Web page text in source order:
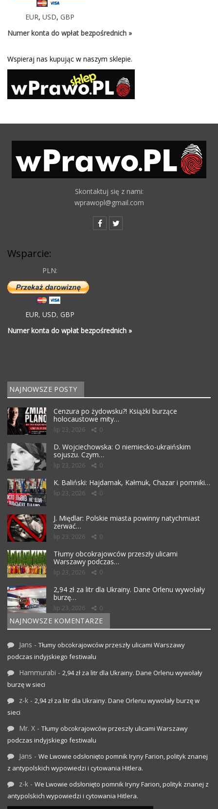
EUR, USD, GBP
Numer konta do wpłat bezpośrednich »
Wspieraj nas kupując w naszym sklepie.
Skontaktuj się z nami:
wprawopl@gmail.com
Wsparcie:
PLN:
EUR, USD, GBP
Numer konta do wpłat bezpośrednich »
NAJNOWSZE POSTY
Cenzura po żydowsku?! Książki burzące
holocaustowe mity…
lip 23, 2026 0
D. Wojciechowska: O niemiecko-ukraińskim
sojuszu. Czym…
lip 23, 2026 0
K. Baliński: Hajdamak, Kałmuk, Chazar i pomniki…
lip 23, 2026 0
J. Międlar: Polskie miasta powinny natychmiast
zerwać…
lip 23, 2026 0
Tłumy obcokrajowców przeszły ulicami
Warszawy podczas…
lip 23, 2026 0
2,94 zł za litr dla Ukrainy. Dane Orlenu wywołały
burzę…
lip 23, 2026 0
NAJNOWSZE KOMENTARZE
Jans - Tłumy obcokrajowców przeszły ulicami Warszawy
podczas indyjskiego festiwalu
Hammurabi - 2,94 zł za litr dla Ukrainy. Dane Orlenu wywołały
burzę w sieci
z-k - 2,94 zł za litr dla Ukrainy. Dane Orlenu wywołały burzę w
sieci
Mr. X - Tłumy obcokrajowców przeszły ulicami Warszawy
podczas indyjskiego festiwalu
Jans - We Lwowie odsłonięto pomnik Iryny Farion, polityk znanej
z antypolskich wypowiedzi i cytowania Hitlera.
z-k - We Lwowie odsłonięto pomnik Iryny Farion, polityk znanej z
antypolskich wypowiedzi i cytowania Hitlera.